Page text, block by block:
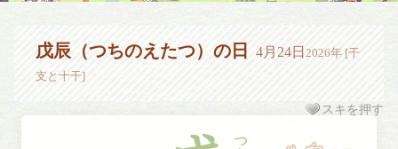
戊辰（つちのえたつ）の日 4月24日 2026年 [干
支と十干]
スキを押す